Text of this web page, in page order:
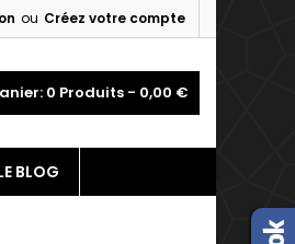
ou Créez votre compte
0 Produits - 0,00 €
BLOG